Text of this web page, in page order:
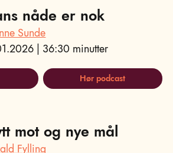
nåde er nok
Sunde
| 36:30 minutter
Hør podcast
mot og nye mål
Fylling